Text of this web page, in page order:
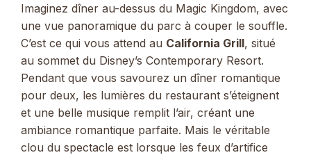
Imaginez dîner au-dessus du Magic Kingdom, avec
une vue panoramique du parc à couper le souffle.
C’est ce qui vous attend au California Grill, situé
au sommet du Disney’s Contemporary Resort.
Pendant que vous savourez un dîner romantique
pour deux, les lumières du restaurant s’éteignent
et une belle musique remplit l’air, créant une
ambiance romantique parfaite. Mais le véritable
clou du spectacle est lorsque les feux d’artifice